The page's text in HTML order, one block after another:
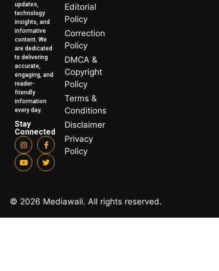
updates,
technology
insights, and
informative
content. We
are dedicated
to delivering
accurate,
engaging, and
reader-
friendly
information
every day.
Stay
Connected
Editorial
Policy
Correction
Policy
DMCA &
Copyright
Policy
Terms &
Conditions
Disclaimer
Privacy
Policy
© 2026 Mediawali. All rights reserved.